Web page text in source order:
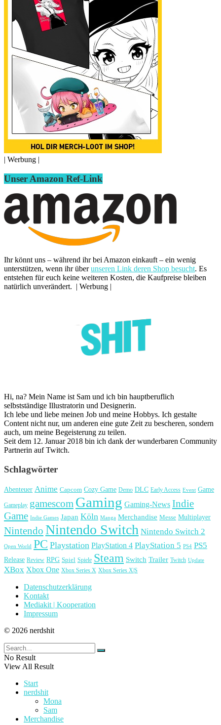
| Werbung |
Unser Amazon Ref-Link
Ihr könnt uns – während ihr bei Amazon einkauft – ein wenig
unterstützen, wenn ihr überunseren Link deren Shop besucht. Es
entstehen für euch keine weiteren Kosten, die Kaufpreise bleiben
natürlich unverändert. | Werbung |
Hi, na? Mein Name ist Sam und ich bin hauptberuflich
selbstständige Illustratorin und Designerin.
Ich lebe und liebe meinen Job und meine Hobbys. Ich gestalte
Content nicht nur, um anderen eine gute Zeit zu bescheren, sondern
auch, um meine Begeisterung zu teilen.
Seit dem 12. Januar 2018 bin ich dank der wunderbaren Community
Partnerin auf Twitch.
Schlagwörter
Abenteuer Anime Capcom Cozy Game Demo DLC Early Access Event Game
Gameplay gamescom Gaming Gaming-News Indie
Game Indie Games Japan Köln Manga Merchandise Messe Multiplayer
Nintendo Nintendo Switch Nintendo Switch 2
Open World PC Playstation PlayStation 4 PlayStation 5 PS4 PS5
Release Review RPG Spiel Spiele Steam Switch Trailer Twitch Update
XBox Xbox One Xbox Series X Xbox Series X|S
Datenschutzerklärung
Kontakt
Mediakit | Kooperation
Impressum
© 2026 nerdshit
No Result
View All Result
Start
nerdshit
Mona
Sam
Merchandise